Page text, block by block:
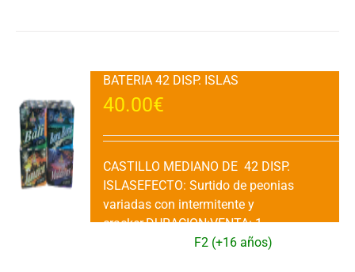
BATERIA 42 DISP. ISLAS
40.00€
CASTILLO MEDIANO DE 42 DISP.
ISLASEFECTO: Surtido de peonias
variadas con intermitente y
cracker.DURACION:VENTA: 1
F2 (+16 años)